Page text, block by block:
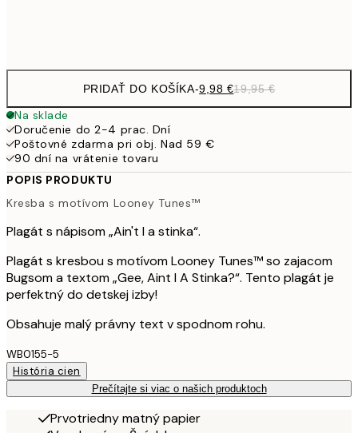
PRIDAŤ DO KOŠÍKA-9,98 €19,95 €
Na sklade
Doručenie do 2-4 prac. Dní
Poštovné zdarma pri obj. Nad 59 €
90 dní na vrátenie tovaru
POPIS PRODUKTU
Kresba s motívom Looney Tunes™
Plagát s nápisom „Ain't I a stinka“.
Plagát s kresbou s motívom Looney Tunes™ so zajacom
Bugsom a textom „Gee, Aint I A Stinka?“. Tento plagát je
perfektný do detskej izby!
Obsahuje malý právny text v spodnom rohu.
WB0155-5
História cien
Prečítajte si viac o našich produktoch
Prvotriedny matný papier